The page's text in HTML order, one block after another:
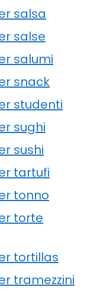
salsa
salse
salumi
snack
studenti
sughi
sushi
tartufi
tonno
torte
tortillas
tramezzini